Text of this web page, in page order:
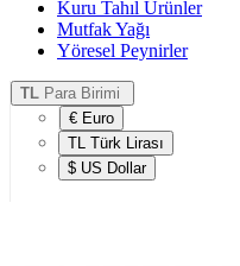
Kuru Tahıl Ürünler
Mutfak Yağı
Yöresel Peynirler
TL Para Birimi
€ Euro
TL Türk Lirası
$ US Dollar